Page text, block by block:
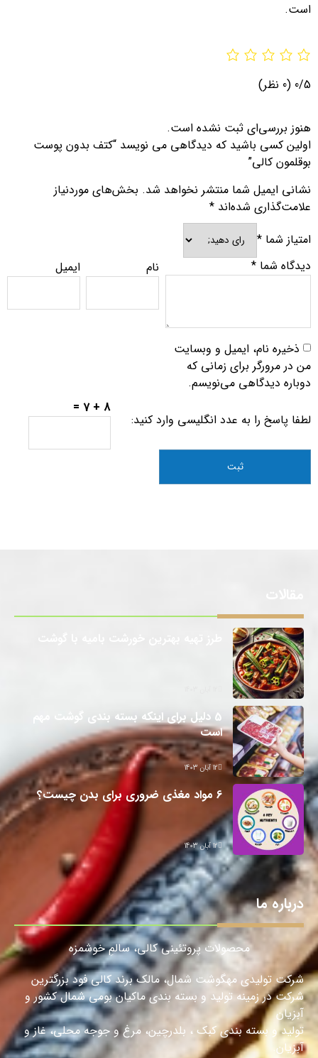
است.
0/5 (0 نظر)
هنوز بررسی‌ای ثبت نشده است.
اولین کسی باشید که دیدگاهی می نویسد “کتف بدون پوست
بوقلمون کالی”
نشانی ایمیل شما منتشر نخواهد شد. بخش‌های موردنیاز
علامت‌گذاری شده‌اند *
امتیاز شما *
دیدگاه شما * نام ایمیل
ذخیره نام، ایمیل و وبسایت
من در مرورگر برای زمانی که
دوباره دیدگاهی می‌نویسم.
لطفا پاسخ را به عدد انگلیسی وارد کنید:
8 + 7 =
5 دلیل برای اینکه بسته بندی گوشت مهم
است
12 آبان 1403
6 مواد مغذی ضروری برای بدن چیست؟
12 آبان 1403
درباره ما
محصولات پروتئینی کالی، سالمِ خوشمزه
شرکت تولیدی مهگوشت شمال، مالک برند کالی فود بزرگترین
شرکت در زمینه تولید و بسته بندی ماکیان بومی شمال کشور و
آبزیان
تولید و بسته بندی کبک ، بلدرچین، مرغ و جوجه محلی، غاز و
آبزیان.